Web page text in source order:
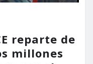
reparte de
millones